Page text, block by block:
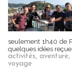
seulement 1h40 de
quelques idées
activités, aventure,
voyage